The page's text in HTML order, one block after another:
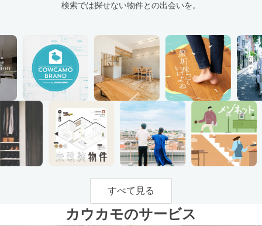
検索では探せない物件との出会いを。
すべて見る
カウカモのサービス